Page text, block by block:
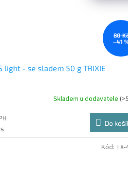
80
–41
light - se sladem 50 g TRIXIE
Skladem u dodavatele
Do
Kód: TX-